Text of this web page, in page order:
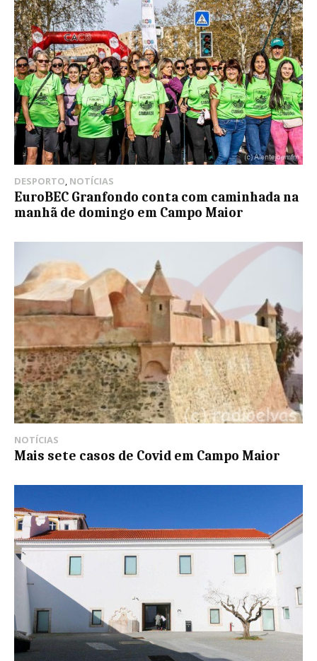
DESPORTO, NOTÍCIAS
EuroBEC Granfondo conta com caminhada na
manhã de domingo em Campo Maior
NOTÍCIAS
Mais sete casos de Covid em Campo Maior